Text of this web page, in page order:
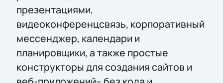
презентациями,
видеоконференцсвязь, корпоративный
мессенджер, календари и
планировщики, а также простые
конструкторы для создания сайтов и